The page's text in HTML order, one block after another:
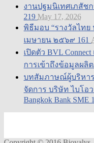
งานปฐมนิเทศเภสัช
219 May 17, 2026
พิธีมอบ “รางวัลไท
เมษายน ๒๕๖๙ 161
เปิดตัว BVL
การเข้าถึงข้อมูลผ
บทสัมภาษณ์ผู้บริหา
จัดการ บริษัท ไบโอ
Bangkok Bank SME